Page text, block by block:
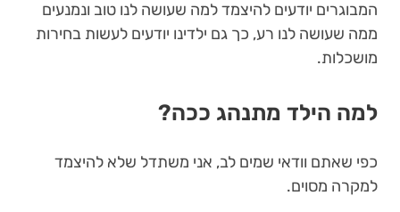
המבוגרים יודעים להיצמד למה שעושה לנו טוב ונמנעים
ממה שעושה לנו רע, כך גם ילדינו יודעים לעשות בחירות
מושכלות.
למה הילד מתנהג ככה?
כפי שאתם וודאי שמים לב, אני משתדל שלא להיצמד
למקרה מסוים.